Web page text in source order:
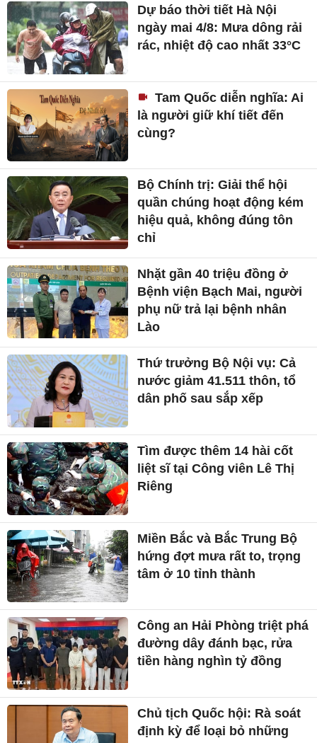
Dự báo thời tiết Hà Nội
ngày mai 4/8: Mưa dông rải
rác, nhiệt độ cao nhất 33°C
Tam Quốc diễn nghĩa: Ai
là người giữ khí tiết đến
cùng?
Bộ Chính trị: Giải thể hội
quần chúng hoạt động kém
hiệu quả, không đúng tôn
chỉ
Nhặt gần 40 triệu đồng ở
Bệnh viện Bạch Mai, người
phụ nữ trả lại bệnh nhân
Lào
Thứ trưởng Bộ Nội vụ: Cả
nước giảm 41.511 thôn, tổ
dân phố sau sắp xếp
Tìm được thêm 14 hài cốt
liệt sĩ tại Công viên Lê Thị
Riêng
Miền Bắc và Bắc Trung Bộ
hứng đợt mưa rất to, trọng
tâm ở 10 tỉnh thành
Công an Hải Phòng triệt phá
đường dây đánh bạc, rửa
tiền hàng nghìn tỷ đồng
Chủ tịch Quốc hội: Rà soát
định kỳ để loại bỏ những